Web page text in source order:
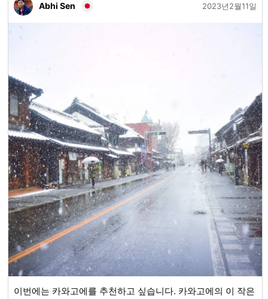
Abhi Sen 2023년2월11일
이번에는 카와고에를 추천하고 싶습니다. 카와고에의 이 작은